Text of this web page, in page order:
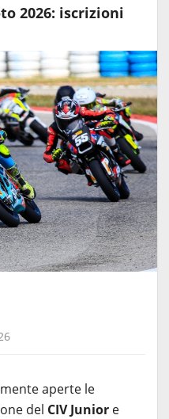
2026: iscrizioni
aperte le
del CIV Junior e